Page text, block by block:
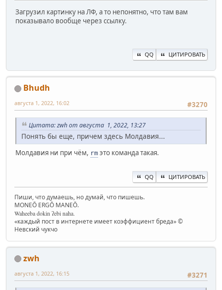
Загрузил картинку на ЛФ, а то непонятно, что там вам
показывало вообще через ссылку.
QQ ЦИТИРОВАТЬ
Bhudh
#3270
августа 1, 2022, 16:02
Цитата: zwh от августа 1, 2022, 13:27
Понять бы еще, причем здесь Молдавия...
Молдавия ни при чём, rm это команда такая.
QQ ЦИТИРОВАТЬ
Пиши, что думаешь, но думай, что пишешь.
MONEŌ ERGŌ MANEŌ.
Waheeba dokin ʔebi naha.
«каждый пост в интернете имеет коэффициент бреда» ©
Невский чукчо
zwh
#3271
августа 1, 2022, 16:15